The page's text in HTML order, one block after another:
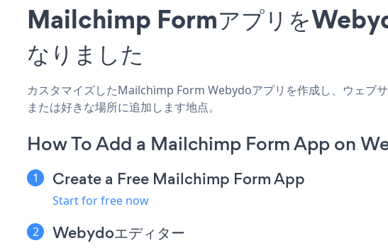
Mailchimp Formアプリを
なりました
カスタマイズしたMailchimp Form Webydoアプリを作成し、ウェブ
または好きな場所に追加します地点。
How To Add a Mailchimp Form App on
Create a Free Mailchimp Form App
Start for free now
Webydoエディター